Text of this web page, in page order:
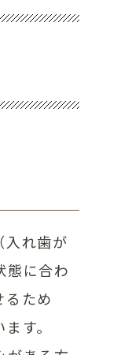
入れ歯が
態に合わ
ため
す。